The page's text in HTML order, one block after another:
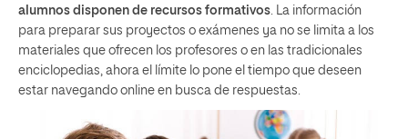
alumnos disponen de recursos formativos. La información
para preparar sus proyectos o exámenes ya no se limita a los
materiales que ofrecen los profesores o en las tradicionales
enciclopedias, ahora el límite lo pone el tiempo que deseen
estar navegando online en busca de respuestas.